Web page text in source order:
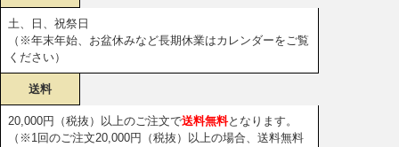
土、日、祝祭日
（※年末年始、お盆休みなど長期休業はカレンダーをご覧
ください）
送料
20,000円（税抜）以上のご注文で送料無料となります。
（※1回のご注文20,000円（税抜）以上の場合、送料無料